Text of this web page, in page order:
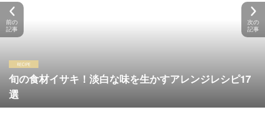
旬の食材イサキ！淡白な味を生かすアレンジレシピ17
選
前の
記事
次の
記事